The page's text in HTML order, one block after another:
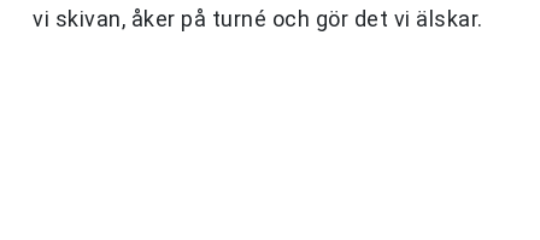
vi skivan, åker på turné och gör det vi älskar.